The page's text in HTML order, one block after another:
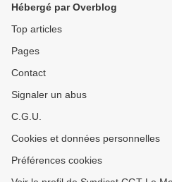
Hébergé par Overblog
Top articles
Pages
Contact
Signaler un abus
C.G.U.
Cookies et données personnelles
Préférences cookies